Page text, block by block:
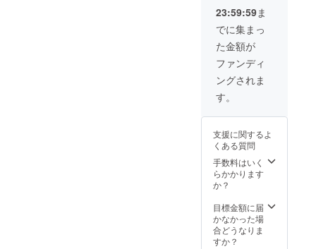
カップルの
boylesque
performerと
して2017年
デパートメ
ントHにてデ
ビュー。
ニクラでの
GOGOdance
r としても
アゲハや幕
張メッセに
出演
モデルやCM
雑誌でのイ
となります。
所要時間は約１
時間程度となり
ます。 ⑤特別会
員証(半年間
チャージ無料)
⑥HPにSpecial
Thanksとしてお
名前を掲載
店時となりま
す。 ④試作ス
イーツ付き定期
お食事会ご招待
(年４回/営業時間
前貸切) 6月よ
り定期開催予
定、営業前のお
時間に貸切でご
予約をいただき
ひなたとじん
たでおもてなし
をするお食事会
となります。
所要時間は約１
時間程度となり
員証(1年間
チャージ無料)
⑥HPにSpecial
Thanksとしてお
23:59:59ま
でに集まっ
た金額が
ファンディ
ングされま
す。
支援に関するよ
くある質問
手数料はいく
らかかります
か？
目標金額に届
かなかった場
合どうなりま
すか？